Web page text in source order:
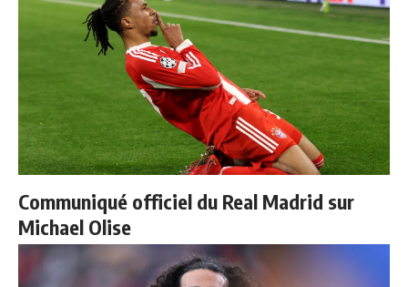
Communiqué officiel du Real Madrid sur
Michael Olise